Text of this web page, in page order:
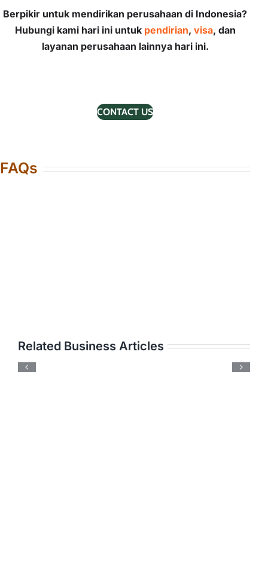
Berpikir untuk mendirikan perusahaan di Indonesia?
Hubungi kami hari ini untuk pendirian, visa, dan
layanan perusahaan lainnya hari ini.
CONTACT US
FAQs
Related Business Articles